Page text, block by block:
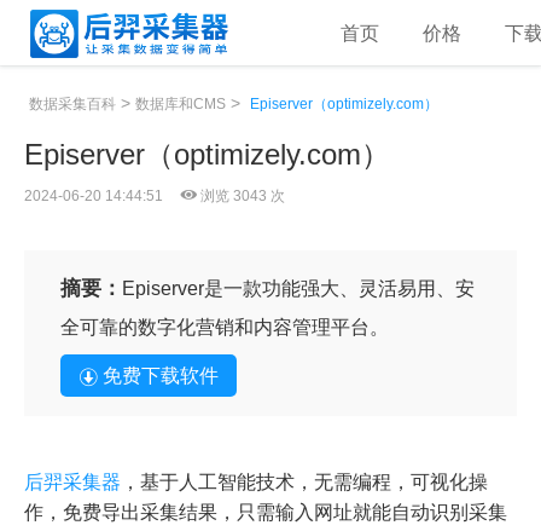
首页 价格 下
数据采集百科 > 数据库和CMS > Episerver（optimizely.com）
Episerver（optimizely.com）
2024-06-20 14:44:51 浏览 3043 次
摘要： Episerver是一款功能强大、灵活易用、安
全可靠的数字化营销和内容管理平台。
免费下载软件
后羿采集器 ，基于人工智能技术，无需编程，可视化操
作，免费导出采集结果，只需输入网址就能自动识别采集